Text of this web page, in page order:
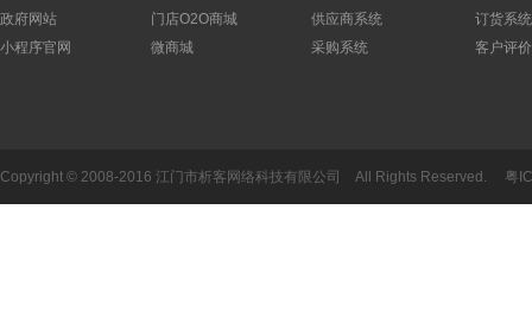
政府网站
小程序官网
门店O2O商城
微商城
供应商系统
采购系统
订货系统
客户评价
Copyright © 2008-2016 江门市析客网络科技有限公司 All Rights Reserved. 粤